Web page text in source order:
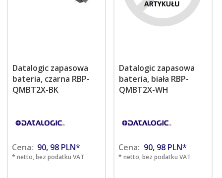
Datalogic zapasowa
bateria, czarna RBP-
QMBT2X-BK
Cena: 90, 98 PLN*
* netto, bez podatku VAT
Datalogic zapasowa
bateria, biała RBP-
QMBT2X-WH
Cena: 90, 98 PLN*
* netto, bez podatku VAT